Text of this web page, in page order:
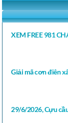
XEM FREE 981
Giải mã cơn điên
29/6/2026, Cựu